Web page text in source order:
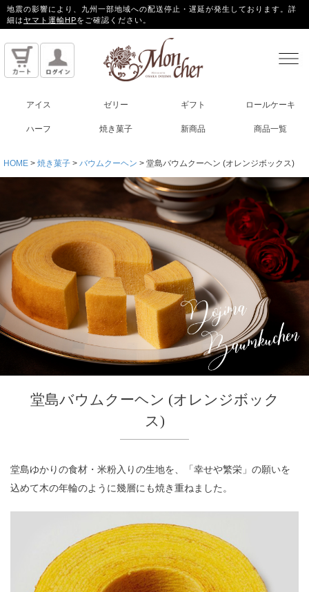
地震の影響により、九州一部地域への配送停止・遅延が発生しております。詳
細はヤマト運輸HPをご確認ください。
アイス ゼリー ギフト ロールケーキ
ハーフ 焼き菓子 新商品 商品一覧
HOME 焼き菓子 バウムクーヘン 堂島バウムクーヘン (オレンジボックス)
堂島バウムクーヘン (オレンジボック
ス)
堂島ゆかりの食材・米粉入りの生地を、「幸せや繁栄」の願いを
込めて木の年輪のように幾層にも焼き重ねました。